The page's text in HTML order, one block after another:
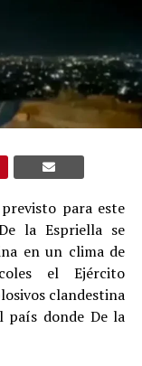
para este
la Espriella se
en un clima de
el Ejército
clandestina
país donde De la